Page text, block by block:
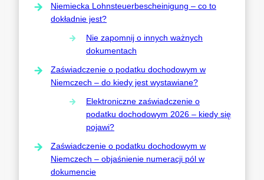
Niemiecka Lohnsteuerbescheinigung – co to
dokładnie jest?
Nie zapomnij o innych ważnych
dokumentach
Zaświadczenie o podatku dochodowym w
Niemczech – do kiedy jest wystawiane?
Elektroniczne zaświadczenie o
podatku dochodowym 2026 – kiedy się
pojawi?
Zaświadczenie o podatku dochodowym w
Niemczech – objaśnienie numeracji pól w
dokumencie